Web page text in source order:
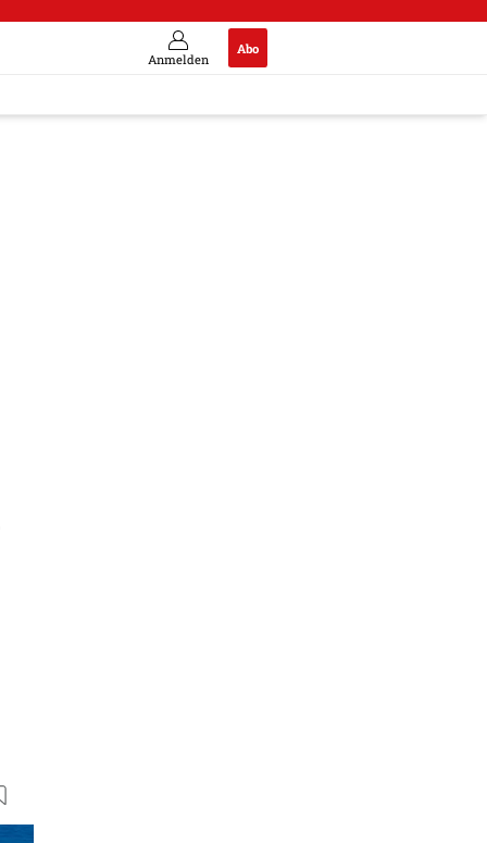
Anmelden
Abo